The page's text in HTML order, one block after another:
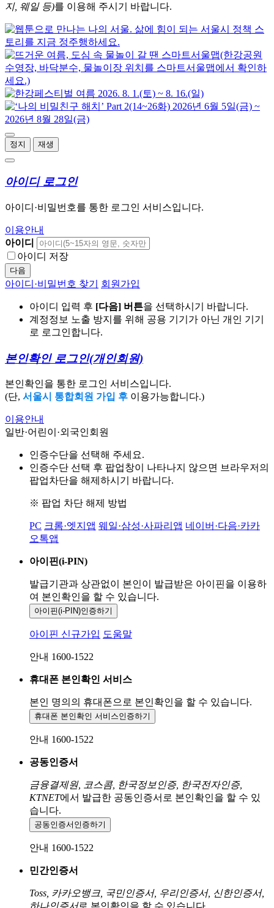
지, 웨일 등)를 이용해 주시기 바랍니다.
정지 재생
아이디 로그인
아이디·비밀번호를 통한 로그인 서비스입니다.
이용안내
아이디
아이디 저장
다음
아이디·비밀번호 찾기 회원가입
아이디 입력 후 [다음] 버튼을 선택하시기 바랍니다.
계정정보 노출 방지를 위해 공용 기기가 아닌 개인 기기
로 로그인합니다.
본인확인 로그인(개인회원)
본인확인을 통한 로그인 서비스입니다.
(단, 서울시 통합회원 가입 후 이용가능합니다.)
이용안내
일반·어린이·외국인회원
인증수단을 선택해 주세요.
인증수단 선택 후 팝업창이 나타나지 않으면 브라우저의
팝업차단을 해제하시기 바랍니다.
※ 팝업 차단 해제 방법
PC 크롬·엣지앱 웨일·삼성·사파리앱 네이버·다음·카카
오톡앱
아이핀(i-PIN)
발급기관과 상관없이 본인이 발급받은 아이핀을 이용하
여 본인확인을 할 수 있습니다.
아이핀(i-PIN)인증하기
아이핀 신규가입 도움말
안내 1600-1522
휴대폰 본인확인 서비스
본인 명의의 휴대폰으로 본인확인을 할 수 있습니다.
휴대폰 본인확인 서비스인증하기
안내 1600-1522
공동인증서
금융결제원, 코스콤, 한국정보인증, 한국전자인증,
KTNET에서 발급한 공동인증서로 본인확인을 할 수 있
습니다.
공동인증서 인증하기
안내 1600-1522
민간인증서
Toss, 카카오뱅크, 국민인증서, 우리인증서, 신한인증서,